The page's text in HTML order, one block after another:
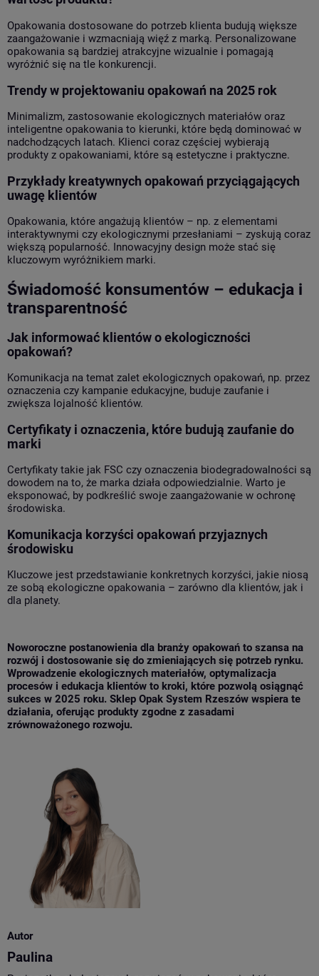
Opakowania dostosowane do potrzeb klienta budują większe
zaangażowanie i wzmacniają więź z marką. Personalizowane
opakowania są bardziej atrakcyjne wizualnie i pomagają
wyróżnić się na tle konkurencji.
Trendy w projektowaniu opakowań na 2025 rok
Minimalizm, zastosowanie ekologicznych materiałów oraz
inteligentne opakowania to kierunki, które będą dominować w
nadchodzących latach. Klienci coraz częściej wybierają
produkty z opakowaniami, które są estetyczne i praktyczne.
Przykłady kreatywnych opakowań przyciągających
uwagę klientów
Opakowania, które angażują klientów – np. z elementami
interaktywnymi czy ekologicznymi przesłaniami – zyskują coraz
większą popularność. Innowacyjny design może stać się
kluczowym wyróżnikiem marki.
Świadomość konsumentów – edukacja i
transparentność
Jak informować klientów o ekologiczności
opakowań?
Komunikacja na temat zalet ekologicznych opakowań, np. przez
oznaczenia czy kampanie edukacyjne, buduje zaufanie i
zwiększa lojalność klientów.
Certyfikaty i oznaczenia, które budują zaufanie do
marki
Certyfikaty takie jak FSC czy oznaczenia biodegradowalności są
dowodem na to, że marka działa odpowiedzialnie. Warto je
eksponować, by podkreślić swoje zaangażowanie w ochronę
środowiska.
Komunikacja korzyści opakowań przyjaznych
środowisku
Kluczowe jest przedstawianie konkretnych korzyści, jakie niosą
ze sobą ekologiczne opakowania – zarówno dla klientów, jak i
dla planety.
Noworoczne postanowienia dla branży opakowań to szansa na
rozwój i dostosowanie się do zmieniających się potrzeb rynku.
Wprowadzenie ekologicznych materiałów, optymalizacja
procesów i edukacja klientów to kroki, które pozwolą osiągnąć
sukces w 2025 roku. Sklep Opak System Rzeszów wspiera te
działania, oferując produkty zgodne z zasadami
zrównoważonego rozwoju.
Autor
Paulina